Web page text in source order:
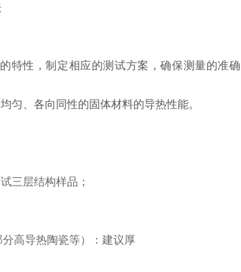
特性，制定相应的测试方案，确保测量的准确
匀、各向同性的固体材料的导热性能。
三层结构样品；
高导热陶瓷等）：建议厚